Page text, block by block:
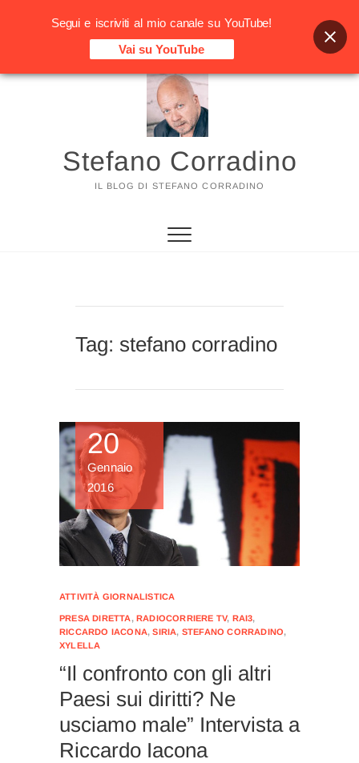
Vai
Stefano Corradino
IL BLOG DI STEFANO CORRADINO
Tag: stefano corradino
20
Gennaio
2016
ATTIVITÀ GIORNALISTICA
PRESA DIRETTA,RADIOCORRIERE TV, RAI3,
RICCARDO IACONA,SIRIA, STEFANO CORRADINO,
XYLELLA
“Il confronto con gli altri
Paesi sui diritti? Ne
usciamo male” Intervista a
Riccardo Iacona
Segui e iscriviti al mio canale su YouTube!
Vai su YouTube